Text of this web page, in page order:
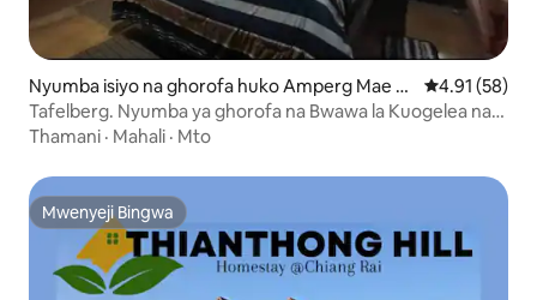
Nyumba isiyo na ghorofa huko Amperg Mae C
han
Ukadiriaji wa
4.91 (58)
Tafelberg. Nyumba ya ghorofa na Bwawa la Kuogelea na
roshani
Thamani · Mahali · Mto
Mwenyeji Bingwa
Mwenyeji Bingwa